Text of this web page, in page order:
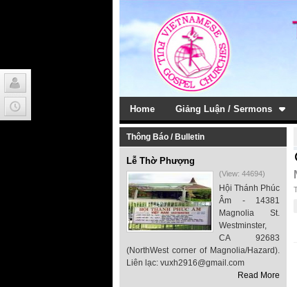
Home Giảng Luận / Sermons
Thông Báo / Bulletin
Lễ Thờ Phượng
(View: 44694)
Hội Thánh Phúc
Âm - 14381
Magnolia St.
Westminster,
CA 92683
(NorthWest corner of Magnolia/Hazard).
Liên lạc: vuxh2916@gmail.com
Read More